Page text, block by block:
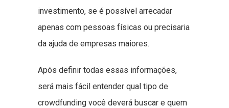
investimento, se é possível arrecadar
apenas com pessoas físicas ou precisaria
da ajuda de empresas maiores.
Após definir todas essas informações,
será mais fácil entender qual tipo de
crowdfunding você deverá buscar e quem